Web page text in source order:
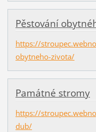
Pěstování
https://
obytneho-zivota/
Památné stromy
https://
dub/